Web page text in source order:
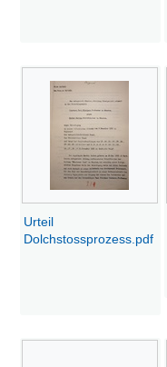
Urteil
Dolchstossprozess.pdf